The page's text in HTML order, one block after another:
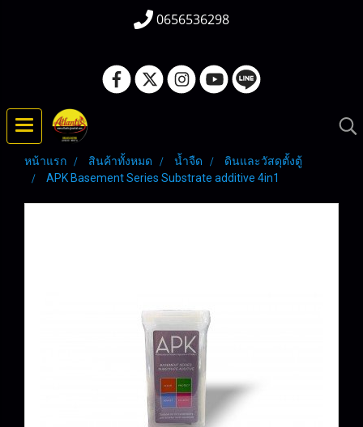
0656536298
หน้าแรก สินค้าทั้งหมด น้ำจืด
ดินและวัสดุตั้งตู้
APK Basement Series Substrate additive 4in1